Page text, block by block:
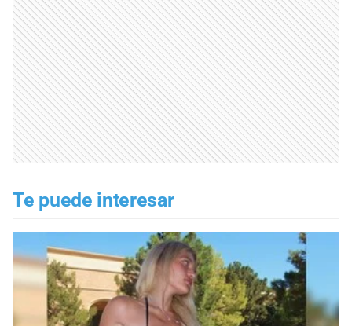
Te puede interesar